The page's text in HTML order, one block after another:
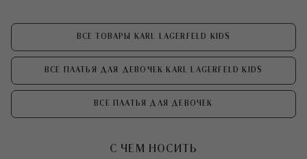
ВСЕ ТОВАРЫ KARL LAGERFELD KIDS
ВСЕ ПЛАТЬЯ ДЛЯ ДЕВОЧЕК KARL LAGERFELD KIDS
ВСЕ ПЛАТЬЯ ДЛЯ ДЕВОЧЕК
С ЧЕМ НОСИТЬ